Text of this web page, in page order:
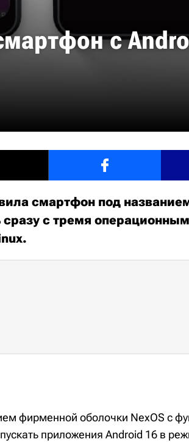
с
смартфон под
сразу с тремя
фирменной оболочки NexOS с
приложения Android 16 в